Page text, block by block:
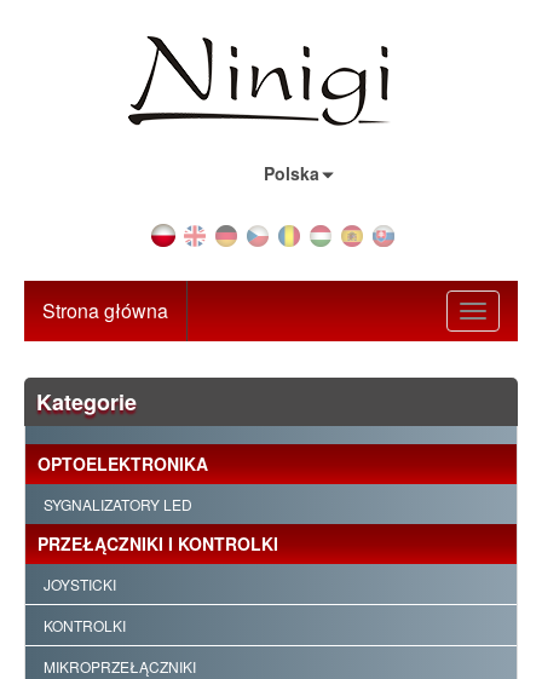
Polska
Toggle
Strona główna
Kategorie
OPTOELEKTRONIKA
SYGNALIZATORY LED
PRZEŁĄCZNIKI I KONTROLKI
JOYSTICKI
KONTROLKI
MIKROPRZEŁĄCZNIKI